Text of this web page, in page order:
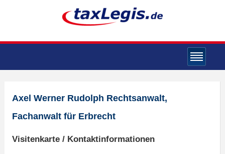
Axel Werner Rudolph Rechtsanwalt,
Fachanwalt für Erbrecht
Visitenkarte / Kontaktinformationen